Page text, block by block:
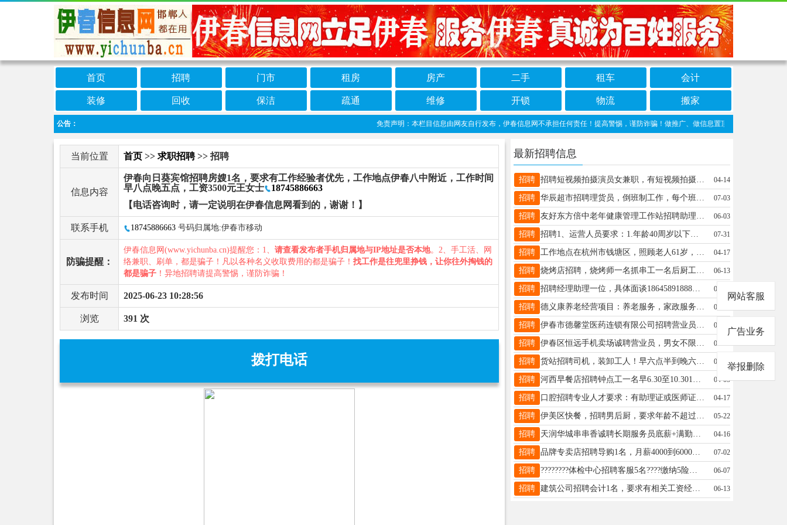
首页 招聘 门市 租房 房产 二手 租车 会计
装修 回收 保洁 疏通 维修 开锁 物流 搬家
公告： 免责声明：本栏目信息由网友自行发布，伊春信息网不承担任何责任！提高警惕，谨防诈骗！做推广、做信息置顶！请加伊春信息网客服
当前位置 首页 >> 求职招聘>> 招聘
信息内容
伊春向日葵宾馆招聘房嫂1名，要求有工作经验者优先，工作地点伊春八中附近，工作时间
早八点晚五点，工资3500元王女士
18745886663
【电话咨询时，请一定说明在伊春信息网看到的，谢谢！】
联系手机 18745886663 号码归属地:伊春市移动
防骗提醒：
伊春信息网(www.yichunba.cn)提醒您：1、 请查看发布者手机归属地与IP地址是否本地。2、手工活、网
络兼职、刷单，都是骗子！凡以各种名义收取费用的都是骗子！ 找工作是往兜里挣钱，让你往外掏钱的
都是骗子 ！异地招聘请提高警惕，谨防诈骗！
发布时间 2025-06-23 10:28:56
浏览 391 次
拨打电话
最新招聘信息
招聘 招聘短视频拍摄演员女兼职，有短视频拍摄经验直播经验优先，拍摄产品为食品，要伊春的，薪资面议联系人李，电话19586477371李18645820825 04-14
招聘 华辰超市招聘理货员，倒班制工作，每个班8小时，加班另算，缴纳社保田先生13154585959 07-03
招聘 友好东方倍中老年健康管理工作站招聘助理2名，保底2500加奖金，月4-5千左右月轮休2天，店内工作不是直销。早7.30-晚5；00，*不是直销*节假日带薪休假。详情手机微信搜索:东方倍力健康研究院。许经理13039697188 06-03
招聘 招聘1、运营人员要求：1.年龄40周岁以下，专科以上学历，有相关经验者优先。2、观光车司机要求：1.年龄55周岁以下，有相关经验者优先。2.有C1及以上证件。3、销售要求：1.年龄40周岁以下，专科以上，有相关经验者优先。4、保洁人员：负责游客大厅整体的环境卫生。侯18945874687 07-31
招聘 工作地点在杭州市钱塘区，照顾老人61岁，女性，脑梗塞后遗症6年。目前在康复科住院，吃饭不用喂，洗衣服洗澡不用管。有拐杖可以行走，就是不太稳。主要是陪着做康复训练，避免摔倒。需要女性护工一名，50岁以下，身体健康有耐心。护工工资6000元。干满两个月单独给红包1600元。日常工作包三餐，医院食堂盒饭送到病房的。有陪护床，室内温度25度，比较舒适。有意可联系王女士，13868148352（微信同号）张女士15245877772 04-17
招聘 烧烤店招聘，烧烤师一名抓串工一名后厨工作人员2名小时工2名以上人员男女不限，年龄55岁以内要求长期工作踏实肯干。于先生13089617759 06-13
招聘 招聘经理助理一位，具体面谈18645891888陶总18645891888 04-16
招聘 德义康养老经营项目：养老服务，家政服务和病人陪护服务，招收自理老人和失能老人半失能老人和伤残人士入住电话；13114585286邵女士13114585286 04-05
招聘 伊春市德馨堂医药连锁有限公司招聘营业员若干名王女士13804852680 06-13
招聘 伊春区恒远手机卖场诚聘营业员，男女不限，电话13339381666王经理13339381666 04-04
招聘 货站招聘司机，装卸工人！早六点半到晚六点！月工资4500-5000张18645850585 07-29
招聘 河西早餐店招聘钟点工一名早6.30至10.3015元每小时招聘勤杂工一名早5至下午1.30每月2800元➕满勤200元以上人员要求干活干净利落才15094597330 04-05
招聘 口腔招聘专业人才要求：有助理证或医师证大夫2名男女不限招聘实习生2名有意者欢迎咨询：15134669528李先生15134669528 04-17
招聘 伊美区快餐，招聘男后厨，要求年龄不超过四十五，半天和全天女后厨，年龄不超过50干活麻利就行，人品好，没有饭店经验也可以，老板人好，事少电话，138466597101刘13846659710 05-22
招聘 天润华城串串香诚聘长期服务员底薪+满勤+提成5000+李女士13845882255 04-16
招聘 品牌专卖店招聘导购1名，月薪4000到6000千，月休4天，早晚倒班，期待优秀的你来加入我们。杨女士13846604454 07-02
招聘 ????????体检中心招聘客服5名????缴纳5险！招聘客服5名！！！[烟花]任职资格1、25岁-45岁，人品端正。2、有较强的沟通与学习能力，亲和较强[烟花]薪资待遇3000-6000联系电话:19917775827郑老师15145806607 06-07
招聘 建筑公司招聘会计1名，要求有相关工资经验1年以上；李女士15636418818 06-13
网站客服
广告业务
举报删除